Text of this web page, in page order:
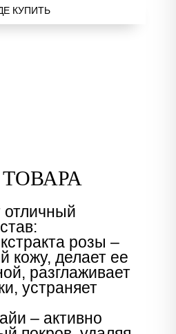
КУПИТЬ
отличный
розы –
кожу, делает ее
разглаживает
устраняет
– активно